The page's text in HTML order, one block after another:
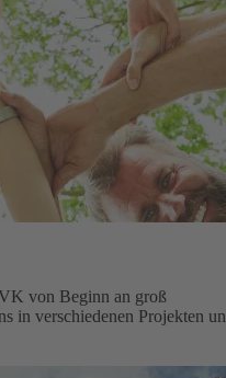
von Beginn an groß
in verschiedenen Projekten